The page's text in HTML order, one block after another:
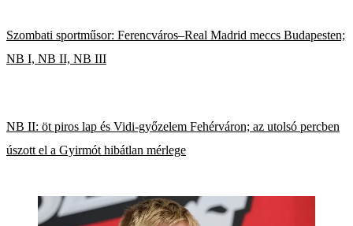
Szombati sportműsor: Ferencváros–Real Madrid meccs Budapesten;
NB I, NB II, NB III
NB II: öt piros lap és Vidi-győzelem Fehérváron; az utolsó percben
úszott el a Gyirmót hibátlan mérlege